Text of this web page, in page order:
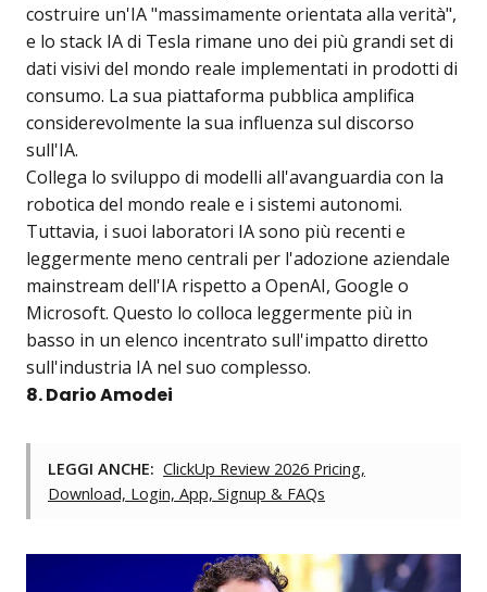
costruire un'IA "massimamente orientata alla verità",
e lo stack IA di Tesla rimane uno dei più grandi set di
dati visivi del mondo reale implementati in prodotti di
consumo. La sua piattaforma pubblica amplifica
considerevolmente la sua influenza sul discorso
sull'IA.
Collega lo sviluppo di modelli all'avanguardia con la
robotica del mondo reale e i sistemi autonomi.
Tuttavia, i suoi laboratori IA sono più recenti e
leggermente meno centrali per l'adozione aziendale
mainstream dell'IA rispetto a OpenAI, Google o
Microsoft. Questo lo colloca leggermente più in
basso in un elenco incentrato sull'impatto diretto
sull'industria IA nel suo complesso.
8. Dario Amodei
LEGGI ANCHE: ClickUp Review 2026 Pricing,
Download, Login, App, Signup & FAQs